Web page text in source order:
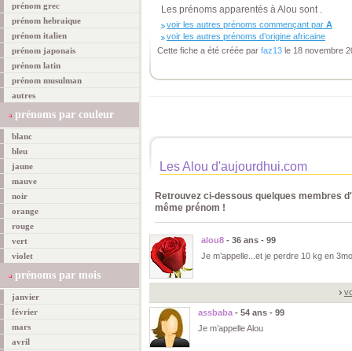
prénom grec
prénom hebraique
prénom italien
prénom japonais
prénom latin
prénom musulman
autres
prénoms par couleur
blanc
bleu
jaune
mauve
noir
orange
rouge
vert
violet
prénoms par mois
janvier
février
mars
avril
Les prénoms apparentés à Alou sont .
voir les autres prénoms commençant par A
voir les autres prénoms d’origine africaine
Cette fiche a été créée par faz13 le 18 novembre
Les Alou d'aujourdhui.com
Retrouvez ci-dessous quelques membres
même prénom !
alou8 - 36 ans - 99
Je m’appelle...et je perdre 10 kg en
assbaba - 54 ans - 99
Je m’appelle Alou